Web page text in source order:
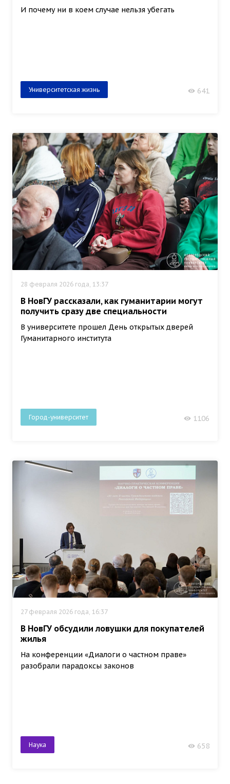
И почему ни в коем случае нельзя убегать
Университетская жизнь 641
28 февраля 2026 года, 13:37
В НовГУ рассказали, как гуманитарии могут
получить сразу две специальности
В университете прошел День открытых дверей
Гуманитарного института
Город-университет 1106
27 февраля 2026 года, 16:37
В НовГУ обсудили ловушки для покупателей
жилья
На конференции «Диалоги о частном праве»
разобрали парадоксы законов
Наука 658